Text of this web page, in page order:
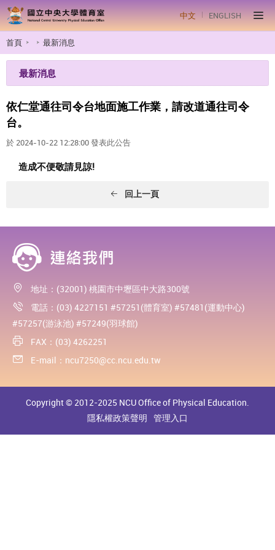
中文 ENGLISH
首頁 最新消息
最新消息
依仁堂通往司令台地面施工作業，請改道通往司令
台。
於 2024-10-22 12:28:00 發表此公告
造成不便敬請見諒!
回上一頁
地址：(32001) 桃園市中壢區中大路300號
電話：(03) 4227151 #57251(體育室) #57481(運動中心)
#57257(游泳池) #57249(羽球館)
FAX：(03) 4262251
E-mail： ncu7250@cc.ncu.edu.tw
Copyright © 2012-2025 NCU Office of Physical Education.
隱私權政策聲明 管理入口